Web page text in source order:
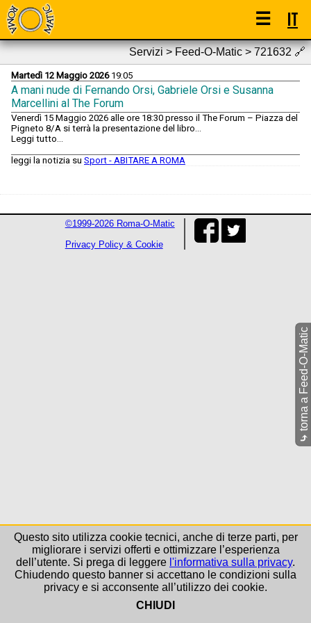
☰ IT
Servizi > Feed-O-Matic > 721632🔗
Martedì 12 Maggio 202619:05
A mani nude di Fernando Orsi, Gabriele Orsi e Susanna
Marcellini al The Forum
Venerdì 15 Maggio 2026 alle ore 18:30 presso il The Forum – Piazza del
Pigneto 8/A si terrà la presentazione del libro...
Leggi tutto...
leggi la notizia su Sport - ABITARE A ROMA
⤷
torna a Feed-O-Matic
©1999-2026 Roma-O-Matic
Privacy Policy & Cookie
Questo sito utilizza cookie tecnici, anche di terze parti, per
migliorare i servizi offerti e ottimizzare l’esperienza
dell’utente. Si prega di leggere l'informativa sulla privacy.
Chiudendo questo banner si accettano le condizioni sulla
privacy e si acconsente all’utilizzo dei cookie.
CHIUDI